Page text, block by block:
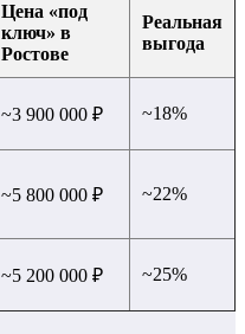
Цена «под
ключ» в
Ростове
Реальная
выгода
~3 900 000 ₽ ~18%
~5 800 000 ₽ ~22%
~5 200 000 ₽ ~25%